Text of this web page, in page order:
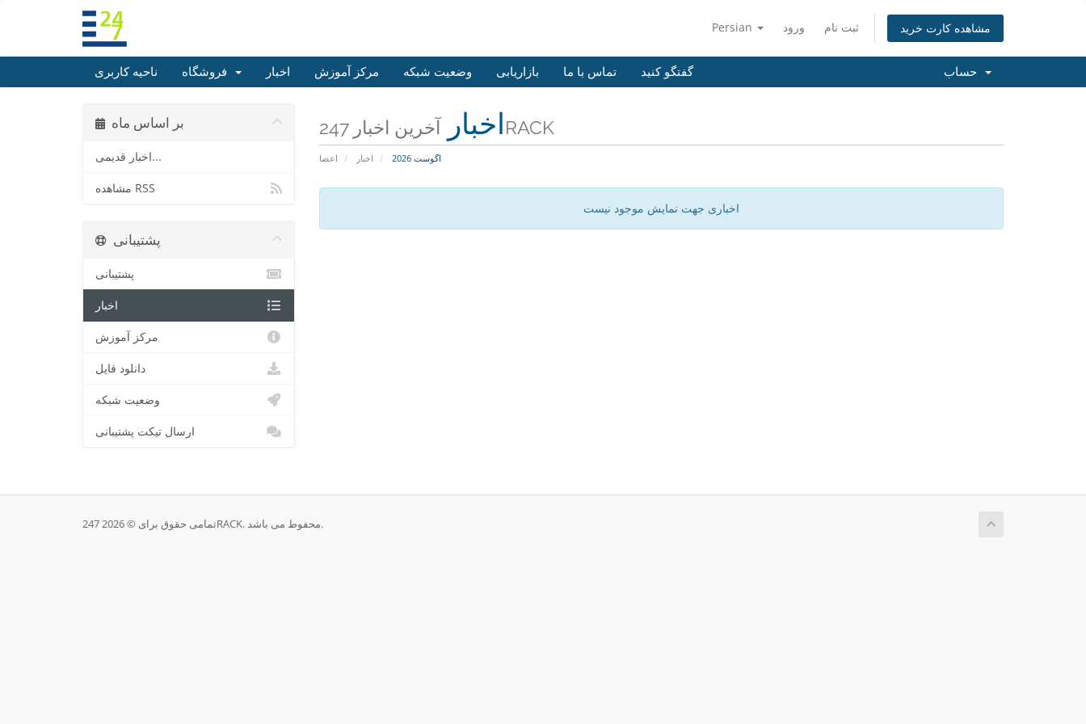
Persian ورود ثبت نام مشاهده کارت خرید
ناحیه کاربری اخبار مرکز آموزش وضعیت شبکه بازاریابی تماس با ما گفتگو کنید
اخبارآخرین اخبار 247RACK
اعضا اخبار اگوست 2026
بر اساس ماه
اخبار قدیمی...
مشاهده RSS
اخباری جهت نمایش موجود نیست
پشتیبانی
پشتیبانی
اخبار
مرکز آموزش
دانلود فایل
وضعیت شبکه
ارسال تیکت پشتیبانی
تمامی حقوق برای © 2026 247RACK. محفوط می باشد.